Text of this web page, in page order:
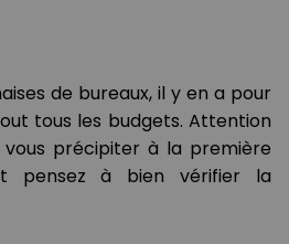
de bureaux, il y en a pour
tous les budgets. Attention
précipiter à la première
pensez à bien vérifier la